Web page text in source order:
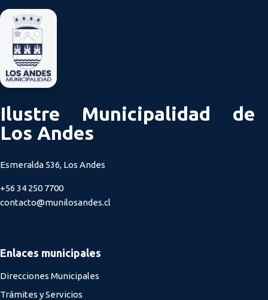
Ilustre Municipalidad de
Los Andes
Esmeralda 536, Los Andes
+56 34 250 7700
contacto@munilosandes.cl
Enlaces municipales
Direcciones Municipales
Trámites y Servicios